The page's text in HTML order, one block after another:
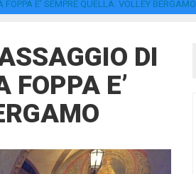
E’ SEMPRE QUELLA. VOLLEY BERGAMO
DI
FOPPA E’